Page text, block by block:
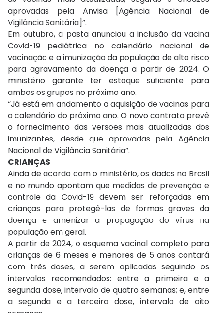
aprovadas pela Anvisa [Agência Nacional de
Vigilância Sanitária]”.
Em outubro, a pasta anunciou a inclusão da vacina
Covid-19 pediátrica no calendário nacional de
vacinação e a imunização da população de alto risco
para agravamento da doença a partir de 2024. O
ministério garante ter estoque suficiente para
ambos os grupos no próximo ano.
“Já está em andamento a aquisição de vacinas para
o calendário do próximo ano. O novo contrato prevê
o fornecimento das versões mais atualizadas dos
imunizantes, desde que aprovadas pela Agência
Nacional de Vigilância Sanitária”.
CRIANÇAS
Ainda de acordo com o ministério, os dados no Brasil
e no mundo apontam que medidas de prevenção e
controle da Covid-19 devem ser reforçadas em
crianças para protegê-las de formas graves da
doença e amenizar a propagação do vírus na
população em geral.
A partir de 2024, o esquema vacinal completo para
crianças de 6 meses e menores de 5 anos contará
com três doses, a serem aplicadas seguindo os
intervalos recomendados: entre a primeira e a
segunda dose, intervalo de quatro semanas; e, entre
a segunda e a terceira dose, intervalo de oito